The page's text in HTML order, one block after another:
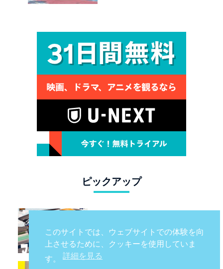
ピックアップ
クラーレン W1 / トヨタの次世
代スポーツカー戦略 /フェラー
リ 849 テスタロッサ /テメラ
このサイトでは、ウェブサイトでの体験を向
上させるために、クッキーを使用していま
す。 詳細を見る